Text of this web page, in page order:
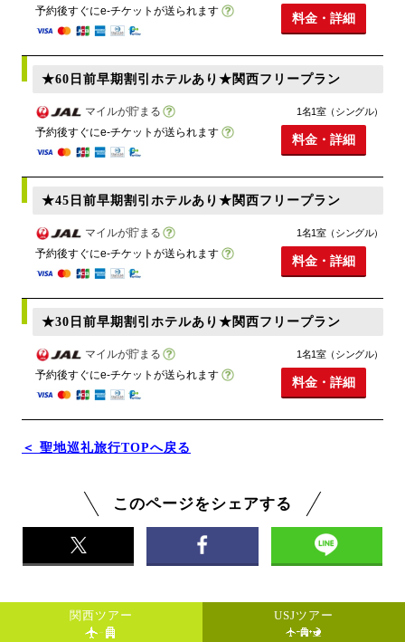
予約後すぐにe-チケットが送られます
料金・詳細
★60日前早期割引ホテルあり★関西フリープラン
マイルが貯まる
予約後すぐにe-チケットが送られます
1名1室（シングル）
料金・詳細
★45日前早期割引ホテルあり★関西フリープラン
マイルが貯まる
予約後すぐにe-チケットが送られます
1名1室（シングル）
料金・詳細
★30日前早期割引ホテルあり★関西フリープラン
マイルが貯まる
予約後すぐにe-チケットが送られます
1名1室（シングル）
料金・詳細
＜ 聖地巡礼旅行TOPへ戻る
このページをシェアする
関西ツアー USJツアー